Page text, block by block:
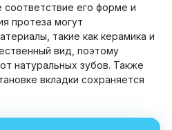
его форме и
протеза могут
такие как керамика и
вид, поэтому
натуральных зубов. Также
вкладки сохраняется